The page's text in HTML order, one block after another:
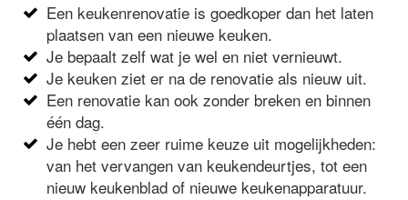
Een keukenrenovatie is goedkoper dan het laten
plaatsen van een nieuwe keuken.
Je bepaalt zelf wat je wel en niet vernieuwt.
Je keuken ziet er na de renovatie als nieuw uit.
Een renovatie kan ook zonder breken en binnen
één dag.
Je hebt een zeer ruime keuze uit mogelijkheden:
van het vervangen van keukendeurtjes, tot een
nieuw keukenblad of nieuwe keukenapparatuur.